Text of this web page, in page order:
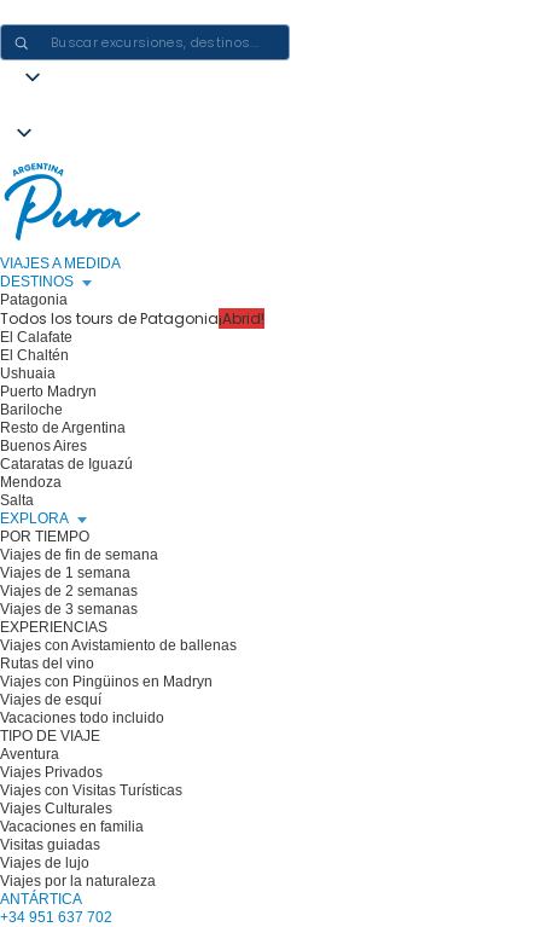
VIAJES A MEDIDA
DESTINOS
Patagonia
Todos los tours de Patagonia¡Abrid!
El Calafate
El Chaltén
Ushuaia
Puerto Madryn
Bariloche
Resto de Argentina
Buenos Aires
Cataratas de Iguazú
Mendoza
Salta
EXPLORA
POR TIEMPO
Viajes de fin de semana
Viajes de 1 semana
Viajes de 2 semanas
Viajes de 3 semanas
EXPERIENCIAS
Viajes con Avistamiento de ballenas
Rutas del vino
Viajes con Pingüinos en Madryn
Viajes de esquí
Vacaciones todo incluido
TIPO DE VIAJE
Aventura
Viajes Privados
Viajes con Visitas Turísticas
Viajes Culturales
Vacaciones en familia
Visitas guiadas
Viajes de lujo
Viajes por la naturaleza
ANTÁRTICA
+34 951 637 702